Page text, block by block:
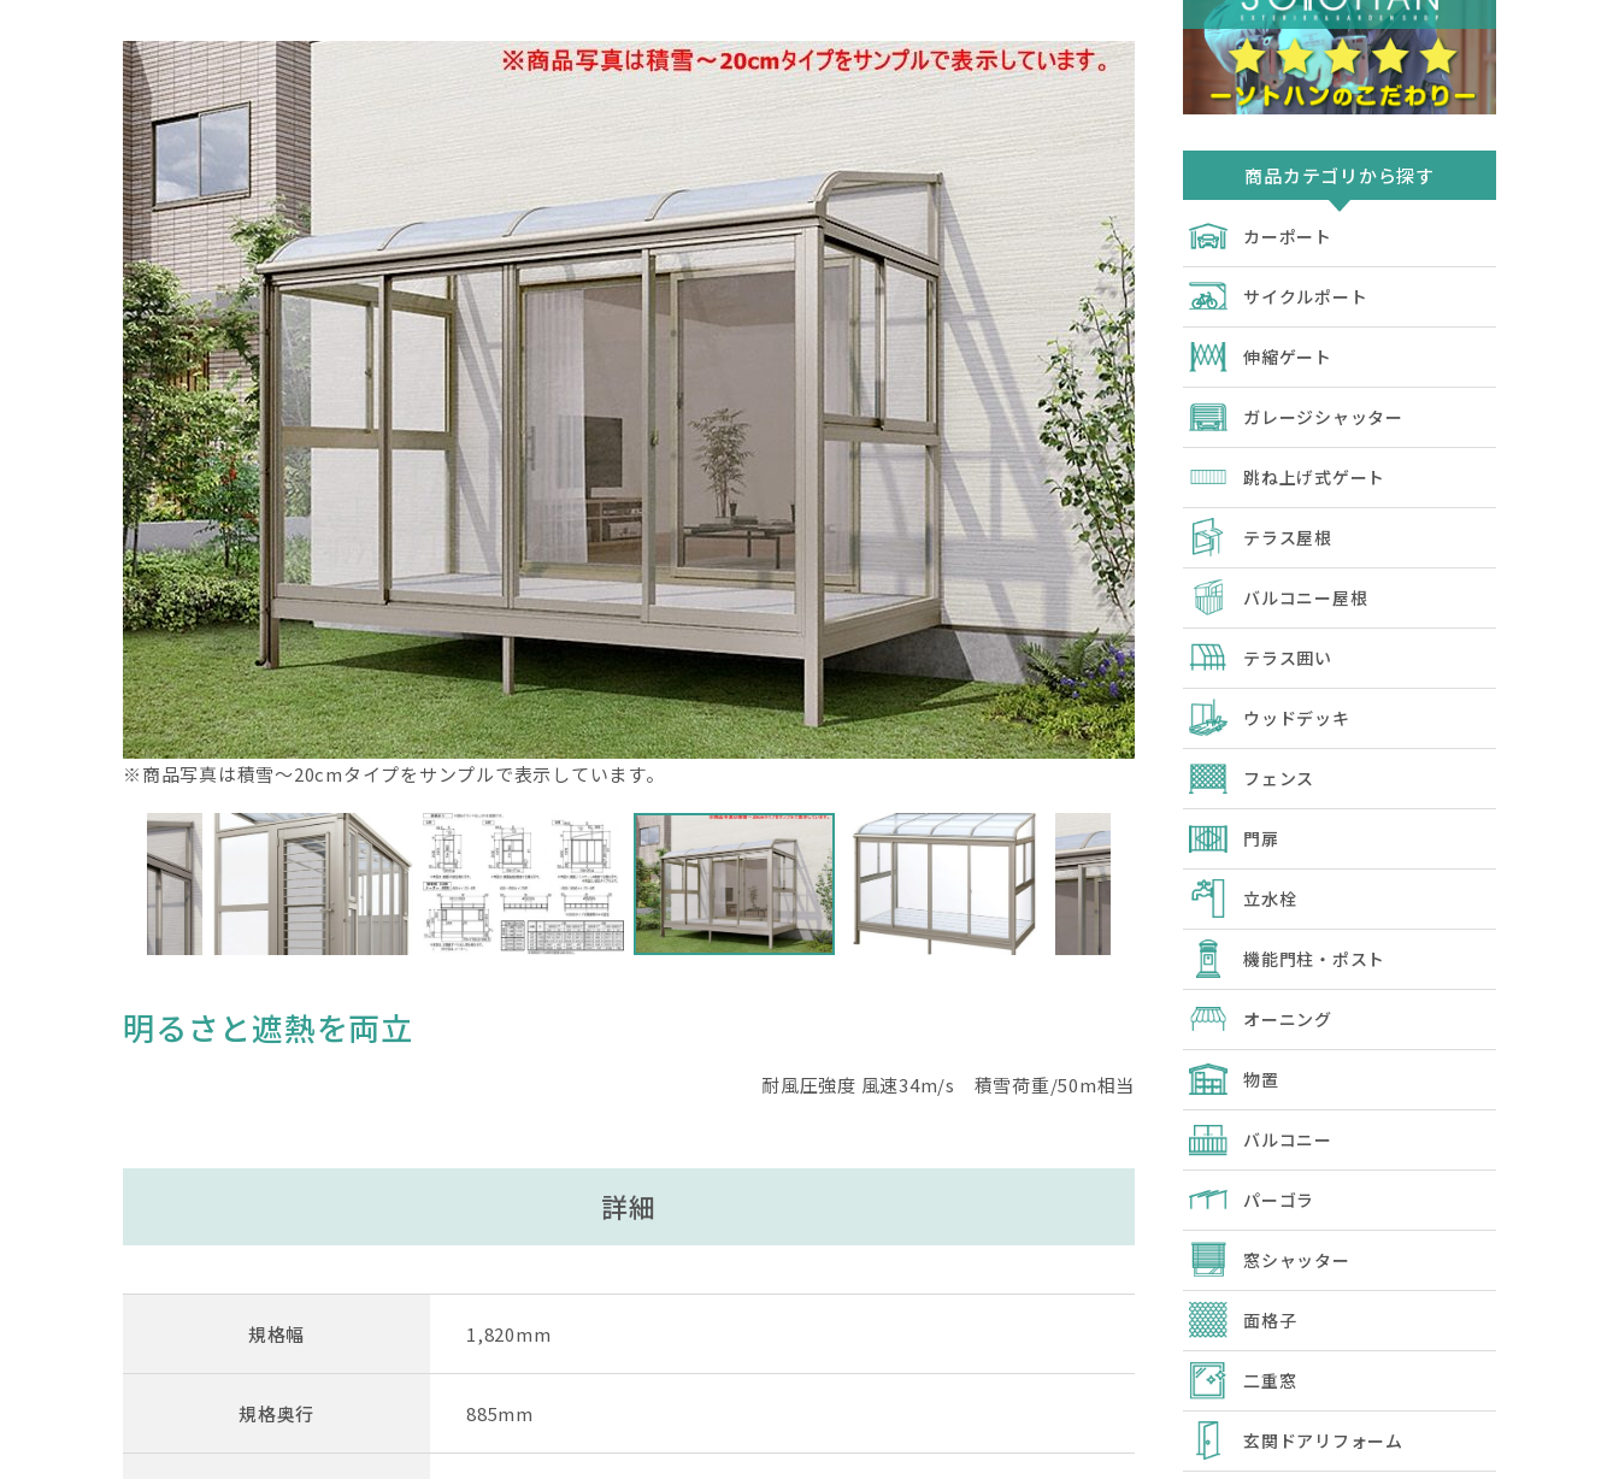
※商品写真は積雪～20cmタイプをサンプルで表示しています。
明るさと遮熱を両立
耐風圧強度 風速34m/s 積雪荷重/50m相当
詳細
規格幅 1,820mm
規格奥行 885mm
商品カテゴリから探す
カーポート
サイクルポート
伸縮ゲート
ガレージシャッター
跳ね上げ式ゲート
テラス屋根
バルコニー屋根
テラス囲い
ウッドデッキ
フェンス
門扉
立水栓
機能門柱・ポスト
オーニング
物置
バルコニー
パーゴラ
窓シャッター
面格子
二重窓
玄関ドアリフォーム